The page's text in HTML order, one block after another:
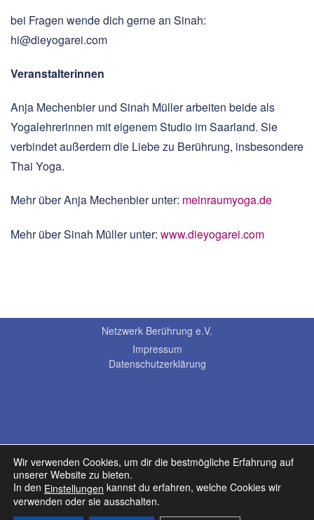
bei Fragen wende dich gerne an Sinah:
hi@dieyogarei.com
Veranstalterinnen
Anja Mechenbier und Sinah Müller arbeiten beide als
Yogalehrerinnen mit eigenem Studio im Saarland. Sie
verbindet außerdem die Liebe zu Berührung, insbesondere
Thai Yoga.
Mehr über Anja Mechenbier unter: meinraumyoga.de
Mehr über Sinah Müller unter: www.dieyogarei.com
Netzwerk Berührung e.V.
Impressum
Datenschutzerklärung
Wir verwenden Cookies, um dir die bestmögliche Erfahrung auf
unserer Website zu bieten.
In den Einstellungen kannst du erfahren, welche Cookies wir
verwenden oder sie ausschalten.